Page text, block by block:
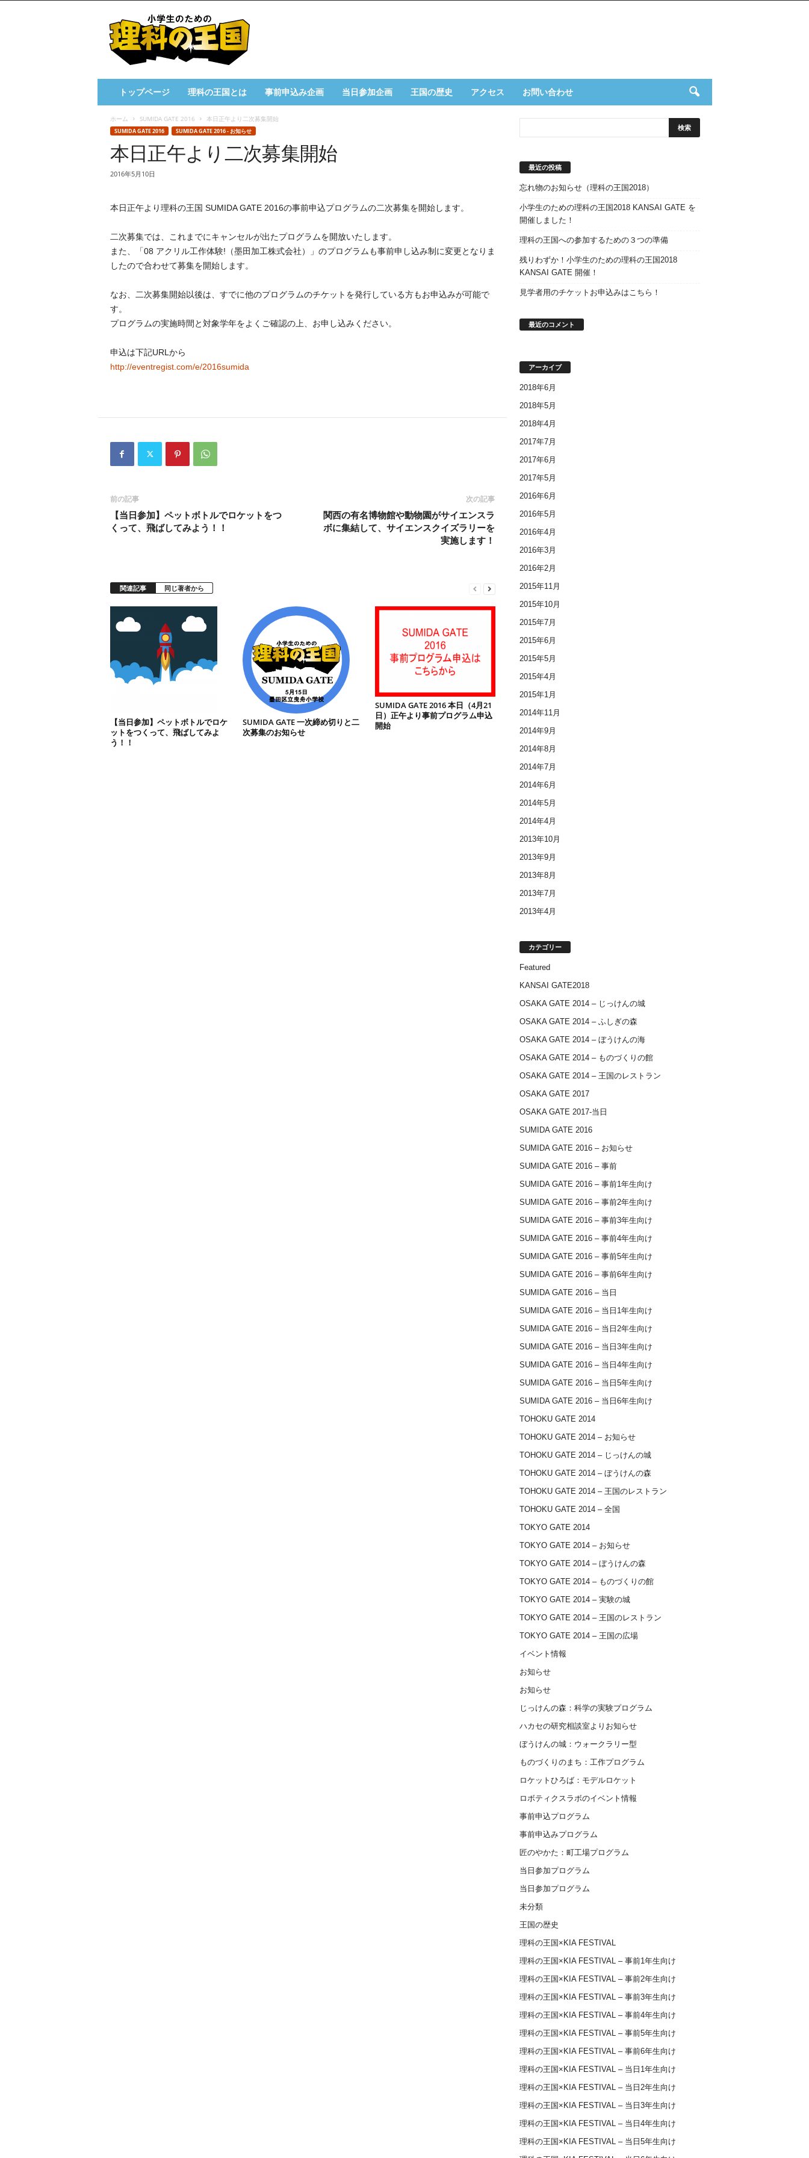
トップページ 理科の王国とは 事前申込み企画 当日参加企画 王国の歴史 アクセス お問い合わせ
ホーム SUMIDA GATE 2016 本日正午より二次募集開始
SUMIDA GATE 2016 SUMIDA GATE 2016 - お知らせ
本日正午より二次募集開始
2016年5月10日
本日正午より理科の王国 SUMIDA GATE 2016の事前申込プログラムの二次募集を開始します。
二次募集では、これまでにキャンセルが出たプログラムを開放いたします。
また、「08 アクリル工作体験!（墨田加工株式会社）」のプログラムも事前申し込み制に変更となりま
したので合わせて募集を開始します。
なお、二次募集開始以後は、すでに他のプログラムのチケットを発行している方もお申込みが可能で
す。
プログラムの実施時間と対象学年をよくご確認の上、お申し込みください。
申込は下記URLから
http://eventregist.com/e/2016sumida
前の記事
【当日参加】ペットボトルでロケットをつ
くって、飛ばしてみよう！！
次の記事
関西の有名博物館や動物園がサイエンスラ
ボに集結して、サイエンスクイズラリーを
実施します！
関連記事 同じ著者から
【当日参加】ペットボトルでロケ
ットをつくって、飛ばしてみよ
う！！
SUMIDA GATE 一次締め切りと二
次募集のお知らせ
SUMIDA GATE 2016 本日（4月21
日）正午より事前プログラム申込
開始
最近の投稿
忘れ物のお知らせ（理科の王国2018）
小学生のための理科の王国2018 KANSAI GATE を
開催しました！
理科の王国への参加するための３つの準備
残りわずか！小学生のための理科の王国2018
KANSAI GATE 開催！
見学者用のチケットお申込みはこちら！
最近のコメント
アーカイブ
2018年6月
2018年5月
2018年4月
2017年7月
2017年6月
2017年5月
2016年6月
2016年5月
2016年4月
2016年3月
2016年2月
2015年11月
2015年10月
2015年7月
2015年6月
2015年5月
2015年4月
2015年1月
2014年11月
2014年9月
2014年8月
2014年7月
2014年6月
2014年5月
2014年4月
2013年10月
2013年9月
2013年8月
2013年7月
2013年4月
カテゴリー
Featured
KANSAI GATE2018
OSAKA GATE 2014 – じっけんの城
OSAKA GATE 2014 – ふしぎの森
OSAKA GATE 2014 – ぼうけんの海
OSAKA GATE 2014 – ものづくりの館
OSAKA GATE 2014 – 王国のレストラン
OSAKA GATE 2017
OSAKA GATE 2017-当日
SUMIDA GATE 2016
SUMIDA GATE 2016 – お知らせ
SUMIDA GATE 2016 – 事前
SUMIDA GATE 2016 – 事前1年生向け
SUMIDA GATE 2016 – 事前2年生向け
SUMIDA GATE 2016 – 事前3年生向け
SUMIDA GATE 2016 – 事前4年生向け
SUMIDA GATE 2016 – 事前5年生向け
SUMIDA GATE 2016 – 事前6年生向け
SUMIDA GATE 2016 – 当日
SUMIDA GATE 2016 – 当日1年生向け
SUMIDA GATE 2016 – 当日2年生向け
SUMIDA GATE 2016 – 当日3年生向け
SUMIDA GATE 2016 – 当日4年生向け
SUMIDA GATE 2016 – 当日5年生向け
SUMIDA GATE 2016 – 当日6年生向け
TOHOKU GATE 2014
TOHOKU GATE 2014 – お知らせ
TOHOKU GATE 2014 – じっけんの城
TOHOKU GATE 2014 – ぼうけんの森
TOHOKU GATE 2014 – 王国のレストラン
TOHOKU GATE 2014 – 全国
TOKYO GATE 2014
TOKYO GATE 2014 – お知らせ
TOKYO GATE 2014 – ぼうけんの森
TOKYO GATE 2014 – ものづくりの館
TOKYO GATE 2014 – 実験の城
TOKYO GATE 2014 – 王国のレストラン
TOKYO GATE 2014 – 王国の広場
イベント情報
お知らせ
お知らせ
じっけんの森：科学の実験プログラム
ハカセの研究相談室よりお知らせ
ぼうけんの城：ウォークラリー型
ものづくりのまち：工作プログラム
ロケットひろば：モデルロケット
ロボティクスラボのイベント情報
事前申込プログラム
事前申込みプログラム
匠のやかた：町工場プログラム
当日参加プログラム
当日参加プログラム
未分類
王国の歴史
理科の王国×KIA FESTIVAL
理科の王国×KIA FESTIVAL – 事前1年生向け
理科の王国×KIA FESTIVAL – 事前2年生向け
理科の王国×KIA FESTIVAL – 事前3年生向け
理科の王国×KIA FESTIVAL – 事前4年生向け
理科の王国×KIA FESTIVAL – 事前5年生向け
理科の王国×KIA FESTIVAL – 事前6年生向け
理科の王国×KIA FESTIVAL – 当日1年生向け
理科の王国×KIA FESTIVAL – 当日2年生向け
理科の王国×KIA FESTIVAL – 当日3年生向け
理科の王国×KIA FESTIVAL – 当日4年生向け
理科の王国×KIA FESTIVAL – 当日5年生向け